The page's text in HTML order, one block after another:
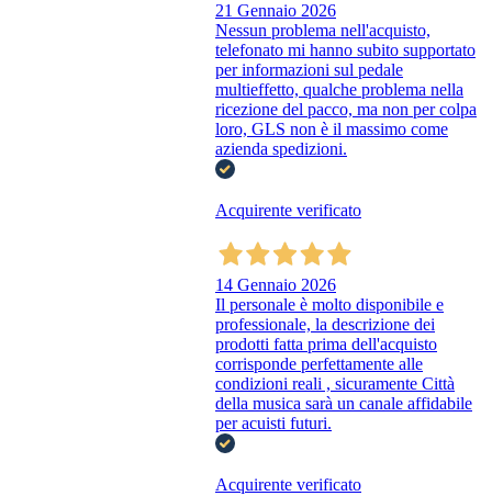
21 Gennaio 2026
Nessun problema nell'acquisto,
telefonato mi hanno subito supportato
per informazioni sul pedale
multieffetto, qualche problema nella
ricezione del pacco, ma non per colpa
loro, GLS non è il massimo come
azienda spedizioni.
Acquirente verificato
14 Gennaio 2026
Il personale è molto disponibile e
professionale, la descrizione dei
prodotti fatta prima dell'acquisto
corrisponde perfettamente alle
condizioni reali , sicuramente Città
della musica sarà un canale affidabile
per acuisti futuri.
Acquirente verificato